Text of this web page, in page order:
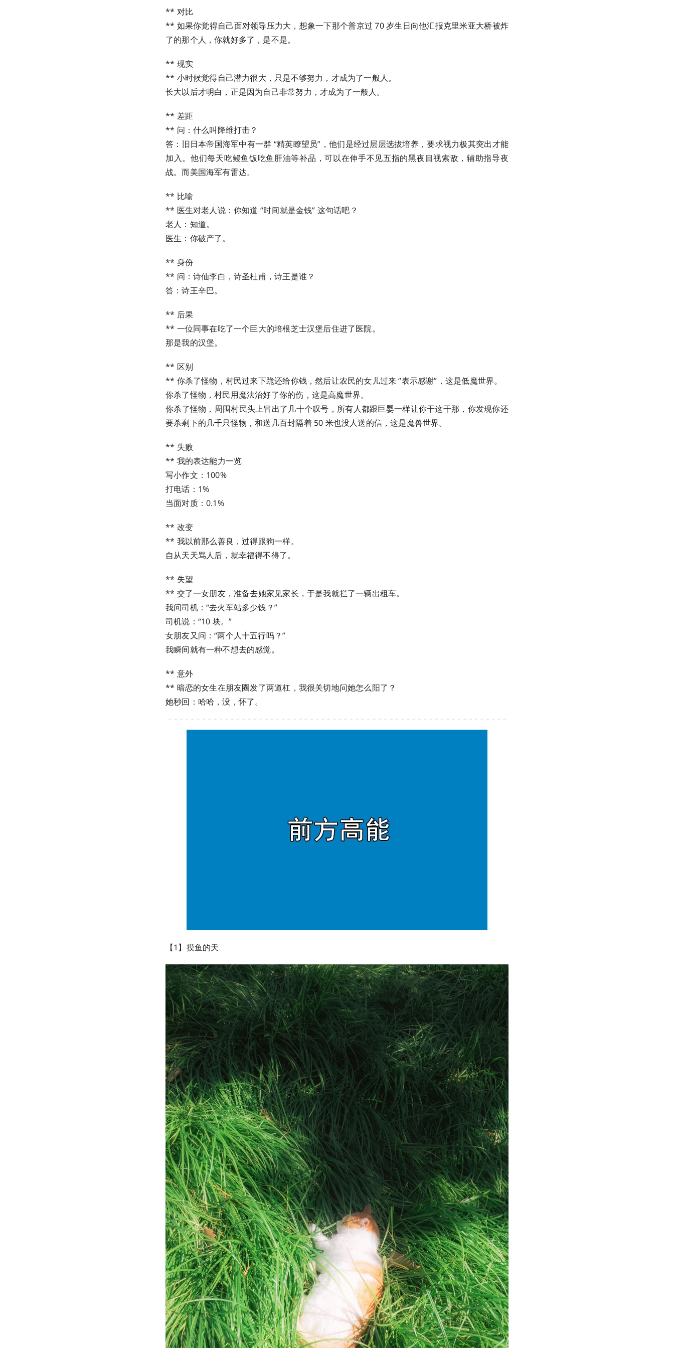
** 对比
** 如果你觉得自己面对领导压力大，想象一下那个普京过 70 岁生日向他汇报克里米亚大桥被炸
了的那个人，你就好多了，是不是。
** 现实
** 小时候觉得自己潜力很大，只是不够努力，才成为了一般人。
长大以后才明白，正是因为自己非常努力，才成为了一般人。
** 差距
** 问：什么叫降维打击？
答：旧日本帝国海军中有一群 “精英瞭望员”，他们是经过层层选拔培养，要求视力极其突出才能
加入。他们每天吃鳗鱼饭吃鱼肝油等补品，可以在伸手不见五指的黑夜目视索敌，辅助指导夜
战。而美国海军有雷达。
** 比喻
** 医生对老人说：你知道 “时间就是金钱” 这句话吧？
老人：知道。
医生：你破产了。
** 身份
** 问：诗仙李白，诗圣杜甫，诗王是谁？
答：诗王辛巴。
** 后果
** 一位同事在吃了一个巨大的培根芝士汉堡后住进了医院。
那是我的汉堡。
** 区别
** 你杀了怪物，村民过来下跪还给你钱，然后让农民的女儿过来 “表示感谢”，这是低魔世界。
你杀了怪物，村民用魔法治好了你的伤，这是高魔世界。
你杀了怪物，周围村民头上冒出了几十个叹号，所有人都跟巨婴一样让你干这干那，你发现你还
要杀剩下的几千只怪物，和送几百封隔着 50 米也没人送的信，这是魔兽世界。
** 失败
** 我的表达能力一览
写小作文：100%
打电话：1%
当面对质：0.1%
** 改变
** 我以前那么善良，过得跟狗一样。
自从天天骂人后，就幸福得不得了。
** 失望
** 交了一女朋友，准备去她家见家长，于是我就拦了一辆出租车。
我问司机：“去火车站多少钱？”
司机说：“10 块。”
女朋友又问：“两个人十五行吗？”
我瞬间就有一种不想去的感觉。
** 意外
** 暗恋的女生在朋友圈发了两道杠，我很关切地问她怎么阳了？
她秒回：哈哈，没，怀了。
【1】摸鱼的天